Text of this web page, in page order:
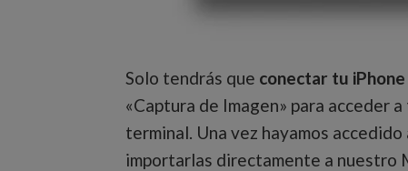
Solo tendrás que conectar tu
«Captura de Imagen» para acceder
terminal. Una vez hayamos
importarlas directamente a nuestro